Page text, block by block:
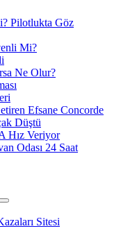
Pilotlukta Göz
Mi?
Ne Olur?
Efsane Concorde
Düştü
Hız Veriyor
Odası 24 Saat